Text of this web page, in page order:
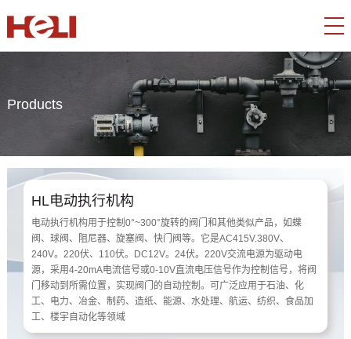
Products
HL电动执行机构
电动执行机构用于控制0°~300°旋转的阀门和其他类似产品，如蝶
阀、球阀、阻尼器、旋塞阀、快门阀等。它是AC415V.380V、
240V。220伏、110伏。DC12V。24伏。220V交流电源为驱动电
源，采用4-20mA电流信号或0-10V直流电压信号作为控制信号，将阀
门移动到所需位置，实现阀门的自动控制。可广泛应用于石油、化
工、电力、冶金、制药、造纸、能源、水处理、航运、纺织、食品加
工、楼宇自动化等领域